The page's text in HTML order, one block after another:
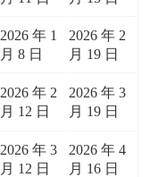
2026 年 1
月 8 日
2026 年 2
月 19 日
2026 年 2
月 12 日
2026 年 3
月 19 日
2026 年 3
月 12 日
2026 年 4
月 16 日